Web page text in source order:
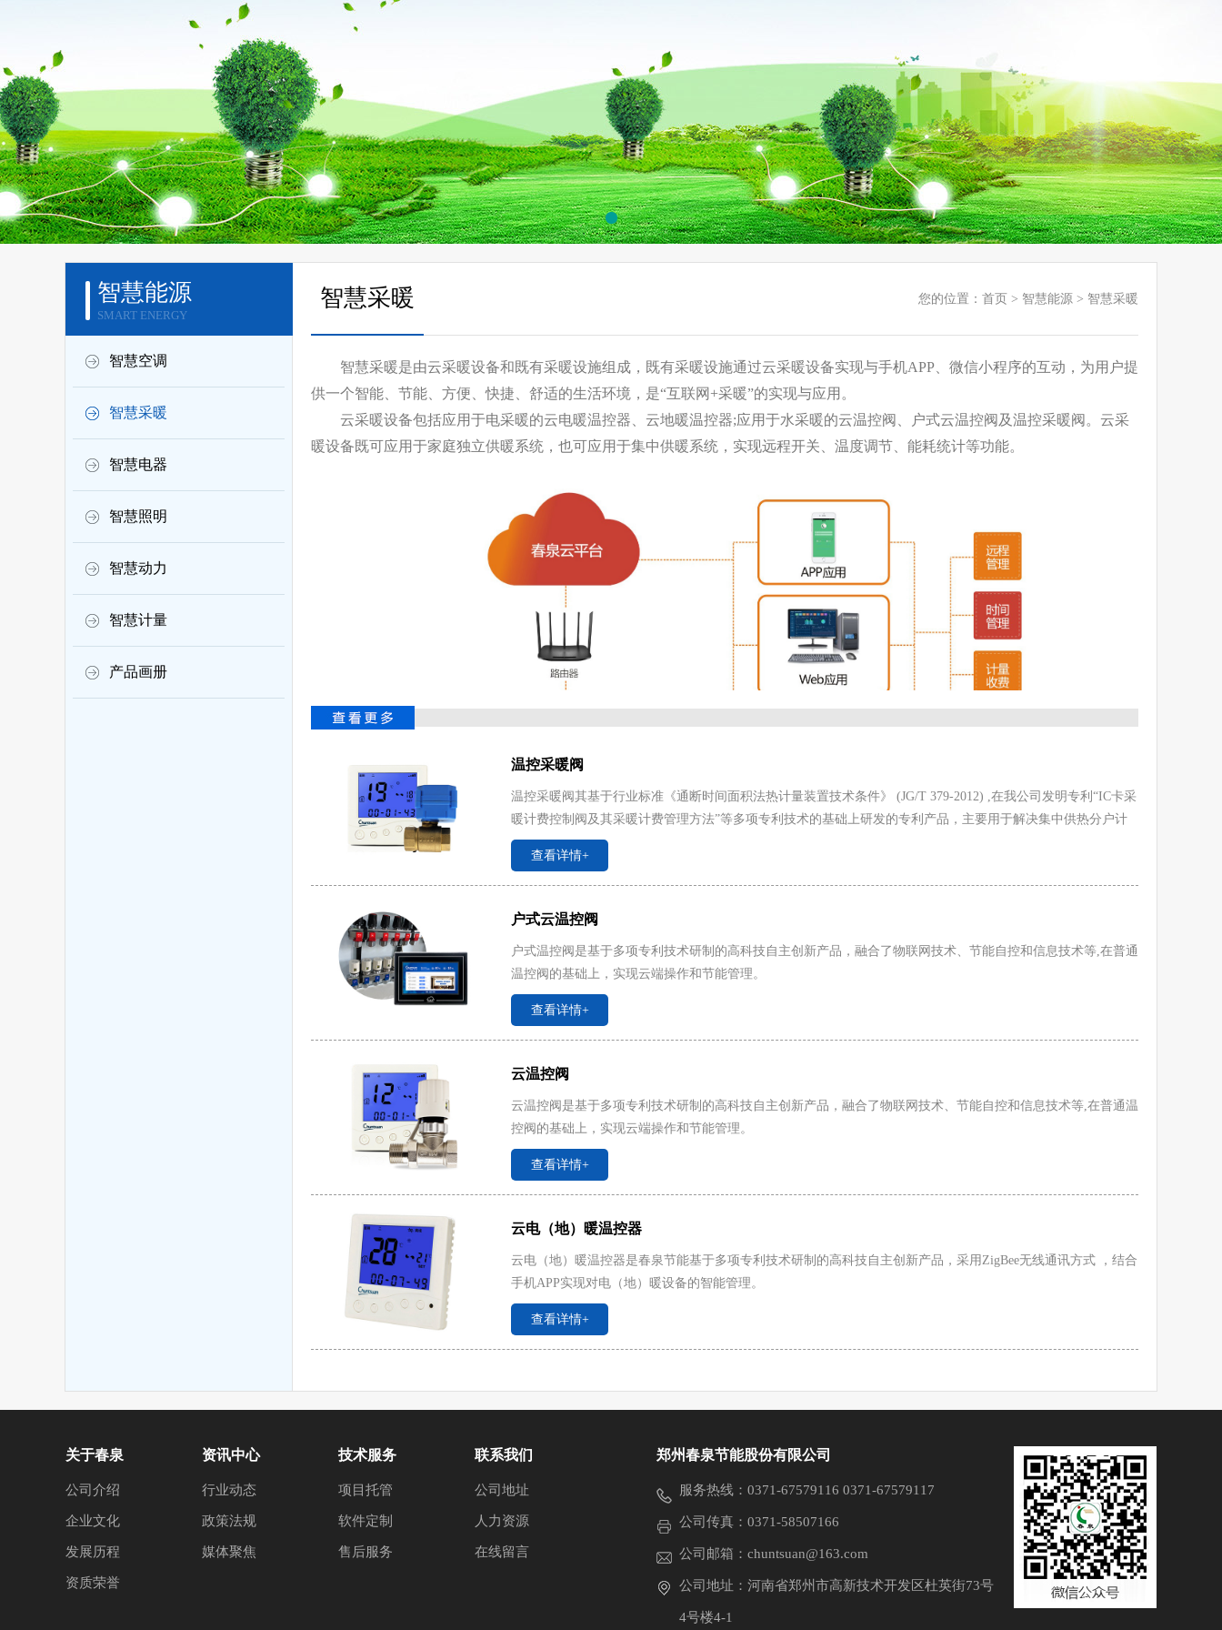
智慧能源
SMART ENERGY
智慧空调
智慧采暖
智慧电器
智慧照明
智慧动力
智慧计量
产品画册
您的位置： 首页 > 智慧能源 > 智慧采暖
智慧采暖
智慧采暖是由云采暖设备和既有采暖设施组成，既有采暖设施通过云采暖设备实现与手机APP、微信小程序的互动，为用户提
供一个智能、节能、方便、快捷、舒适的生活环境，是“互联网+采暖”的实现与应用。
云采暖设备包括应用于电采暖的云电暖温控器、云地暖温控器;应用于水采暖的云温控阀、户式云温控阀及温控采暖阀。云采
暖设备既可应用于家庭独立供暖系统，也可应用于集中供暖系统，实现远程开关、温度调节、能耗统计等功能。
温控采暖阀
温控采暖阀其基于行业标准《通断时间面积法热计量装置技术条件》 (JG/T 379-2012) ,在我公司发明专利“IC卡采
暖计费控制阀及其采暖计费管理方法”等多项专利技术的基础上研发的专利产品，主要用于解决集中供热分户计
量收费和温度控制问题。
查看详情+
户式云温控阀
户式温控阀是基于多项专利技术研制的高科技自主创新产品，融合了物联网技术、节能自控和信息技术等,在普通
温控阀的基础上，实现云端操作和节能管理。
查看详情+
云温控阀
云温控阀是基于多项专利技术研制的高科技自主创新产品，融合了物联网技术、节能自控和信息技术等,在普通温
控阀的基础上，实现云端操作和节能管理。
查看详情+
云电（地）暖温控器
云电（地）暖温控器是春泉节能基于多项专利技术研制的高科技自主创新产品，采用ZigBee无线通讯方式 ，结合
手机APP实现对电（地）暖设备的智能管理。
查看详情+
关于春泉
公司介绍
企业文化
发展历程
资质荣誉
资讯中心
行业动态
政策法规
媒体聚焦
技术服务
项目托管
软件定制
售后服务
联系我们
公司地址
人力资源
在线留言
郑州春泉节能股份有限公司
服务热线：0371-67579116 0371-67579117
公司传真：0371-58507166
公司邮箱：chuntsuan@163.com
公司地址：河南省郑州市高新技术开发区杜英街73号
4号楼4-1